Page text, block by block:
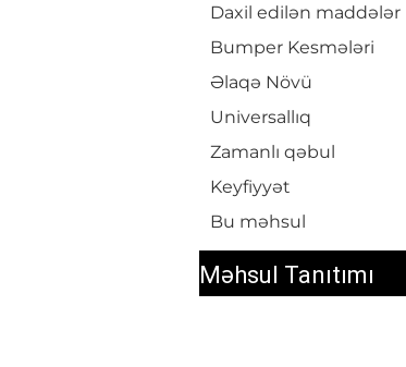
Daxil edilən maddələr
Bumper Kesmələri
Əlaqə Növü
Universallıq
Zamanlı qəbul
Keyfiyyət
Bu məhsul
Məhsul Tanıtımı